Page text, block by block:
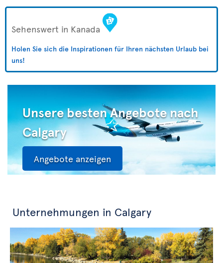
Sehenswert in Kanada
Holen Sie sich die Inspirationen für Ihren nächsten Urlaub bei
uns!
Unsere besten Angebote nach
Calgary
Angebote anzeigen
Unternehmungen in Calgary